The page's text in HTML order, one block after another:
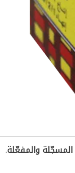
المسجّلة والمفعّلة.